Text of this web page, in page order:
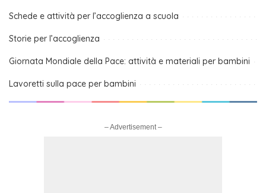
Schede e attività per l’accoglienza a scuola
Storie per l’accoglienza
Giornata Mondiale della Pace: attività e materiali per bambini
Lavoretti sulla pace per bambini
– Advertisement –